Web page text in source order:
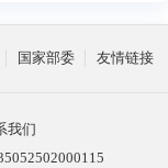
国家部委 友情链接
我们